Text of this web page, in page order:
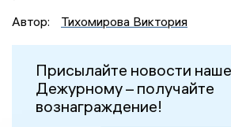
Автор:
Тихомирова Виктория
Присылайте новости
Дежурному – получайте
вознаграждение!